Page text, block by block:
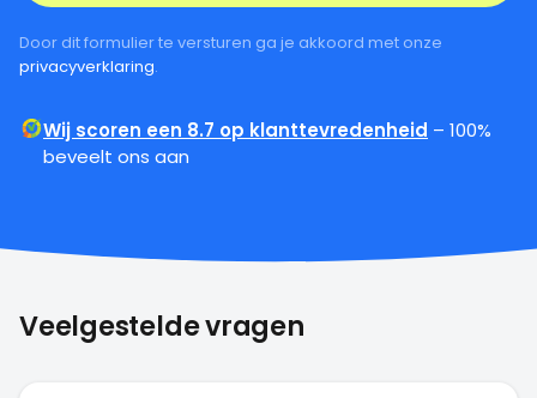
Door dit formulier te versturen ga je akkoord met onze
privacyverklaring.
Wij scoren een 8.7 op klanttevredenheid – 100%
beveelt ons aan
Veelgestelde vragen